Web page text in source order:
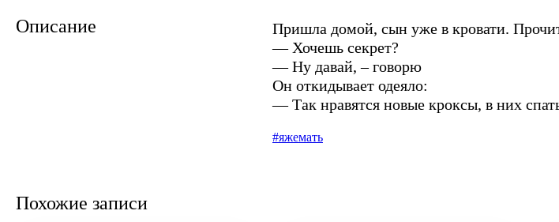
Описание
Пришла домой, сын уже в кровати.
— Хочешь секрет?
— Ну давай, – говорю
Он откидывает одеяло:
— Так нравятся новые кроксы, в них
#яжемать
Похожие записи